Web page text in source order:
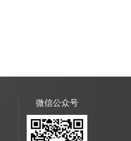
微信公众号